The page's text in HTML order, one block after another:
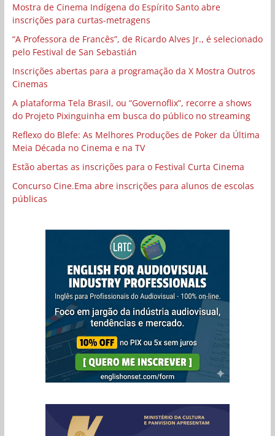
Mostra de Cinema Indígena do Espírito Santo abre
inscrições para curtas-metragens
“A Professora de Francês”, de Ricardo Alves Jr., é selecionado
pelo Festival de San Sebastián
Inscrições abertas para a programação da X Mostra Outros
Cinemas
A plataforma Tela Brasil, ou “Governoflix”, recorre a shows
do Projeto Pixinguinha em busca do público no streaming
Reflexo do Blefe: As Melhores Produções de Poker da Última
Meia Década no Cinema e na TV
Estão abertas as inscrições para o Festival Curta Cinema
Concurso Cine.Ema abre inscrições para alunos de escolas
públicas